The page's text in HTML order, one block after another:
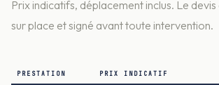
Prix indicatifs, déplacement inclus. Le
sur place et signé avant toute intervention.
PRESTATION PRIX INDICATIF